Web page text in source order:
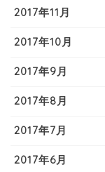
2017年11月
2017年10月
2017年9月
2017年8月
2017年7月
2017年6月